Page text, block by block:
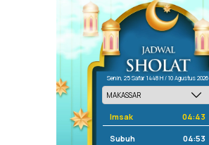
Senin, 25 Safar 1448 H / 10 Agustus 2026
Imsak 04:43
Subuh 04:53